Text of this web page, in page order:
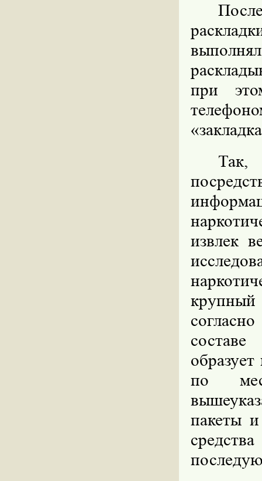
при
Так,
извлек
составе
по
пакеты